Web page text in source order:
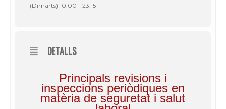
(Dimarts) 10:00 - 23:15
DETALLS
Principals revisions i
inspeccions periòdiques en
matèria de seguretat i salut